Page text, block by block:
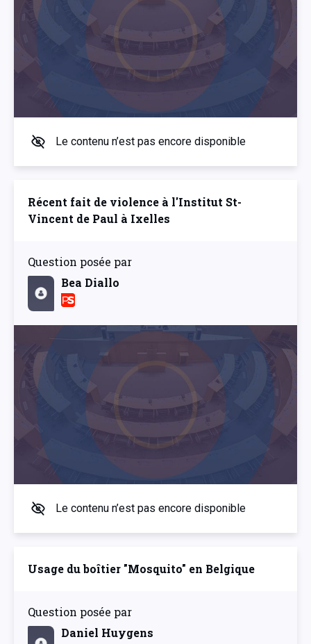
Le contenu n’est pas encore disponible
Récent fait de violence à l'Institut St-
Vincent de Paul à Ixelles
Question posée par
Bea Diallo
Le contenu n’est pas encore disponible
Usage du boîtier "Mosquito" en Belgique
Question posée par
Daniel Huygens